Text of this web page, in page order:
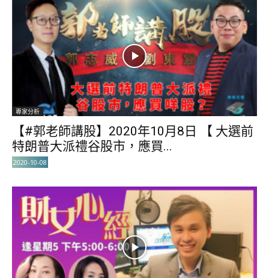
專家分析
【#郭老師講股】2020年10月8日 【 大選前
特朗普大派禮谷股市，應買...
2020-10-08